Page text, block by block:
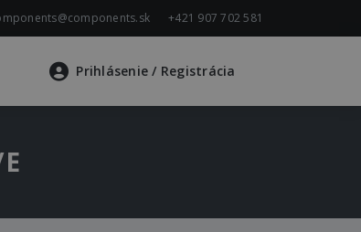
+421 907 702 581
Prihlásenie/ Registrácia